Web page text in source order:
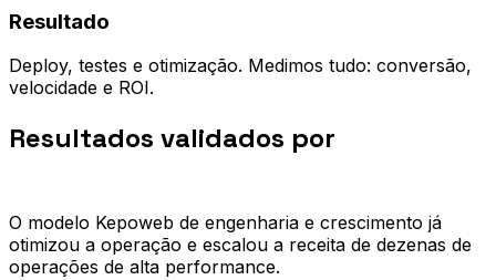
Resultado
Deploy, testes e otimização. Medimos tudo: conversão,
velocidade e ROI.
Resultados validados por
O modelo Kepoweb de engenharia e crescimento já
otimizou a operação e escalou a receita de dezenas de
operações de alta performance.